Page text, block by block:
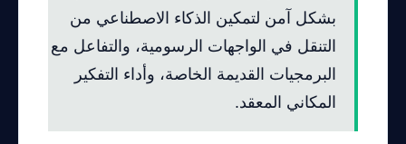
بشكل آمن لتمكين الذكاء الاصطناعي من
التنقل في الواجهات الرسومية، والتفاعل مع
البرمجيات القديمة الخاصة، وأداء التفكير
المكاني المعقد.